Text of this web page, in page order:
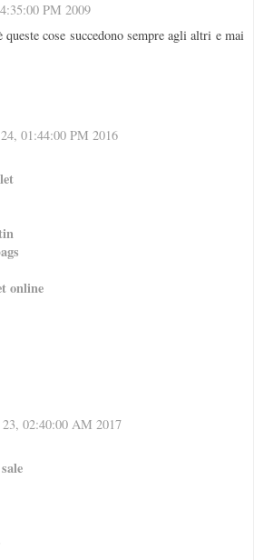
PM 2009
cose succedono sempre agli altri e mai
01:44:00 PM 2016
online
02:40:00 AM 2017